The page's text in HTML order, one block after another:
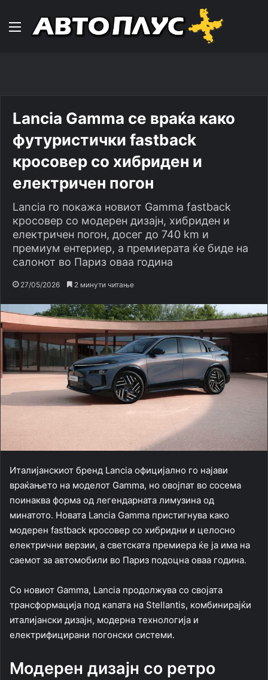
Навигација
Lancia Gamma се враќа како
футуристички fastback
кросовер со хибриден и
електричен погон
Lancia го покажа новиот Gamma fastback
кросовер со модерен дизајн, хибриден и
електричен погон, досег до 740 km и
премиум ентериер, а премиерата ќе биде на
салонот во Париз оваа година
27/05/2026 2 минути читање
Италијанскиот бренд Lancia официјално го најави
враќањето на моделот Gamma, но овојпат во сосема
поинаква форма од легендарната лимузина од
минатото. Новата Lancia Gamma пристигнува како
модерен fastback кросовер со хибридни и целосно
електрични верзии, а светската премиера ќе ја има на
саемот за автомобили во Париз подоцна оваа година.
Со новиот Gamma, Lancia продолжува со својата
трансформација под капата на Stellantis, комбинирајќи
италијански дизајн, модерна технологија и
електрифицирани погонски системи.
Модерен дизајн со ретро